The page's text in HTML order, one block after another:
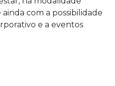
com a possibilidade
e a eventos